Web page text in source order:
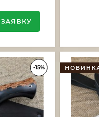
-15%